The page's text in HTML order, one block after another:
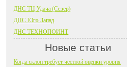
ДНС ТЦ Удача (Север)
ДНС Юго-Запад
ДНС ТЕХНОПОИНТ
Новые статьи
Когда склон требует честной оценки уровня